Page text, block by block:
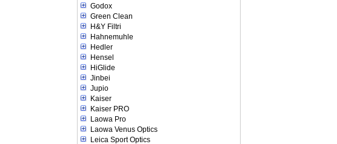
Godox
Green Clean
H&Y Filtri
Hahnemuhle
Hedler
Hensel
HiGlide
Jinbei
Jupio
Kaiser
Kaiser PRO
Laowa Pro
Laowa Venus Optics
Leica Sport Optics